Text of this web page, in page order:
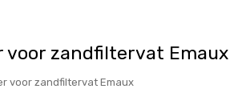
voor zandfiltervat Emaux
voor zandfiltervat Emaux